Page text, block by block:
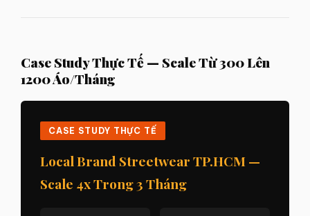
Case Study Thực Tế — Scale Từ 300 Lên
1200 Áo/Tháng
CASE STUDY THỰC TẾ
Local Brand Streetwear TP.HCM —
Scale 4x Trong 3 Tháng